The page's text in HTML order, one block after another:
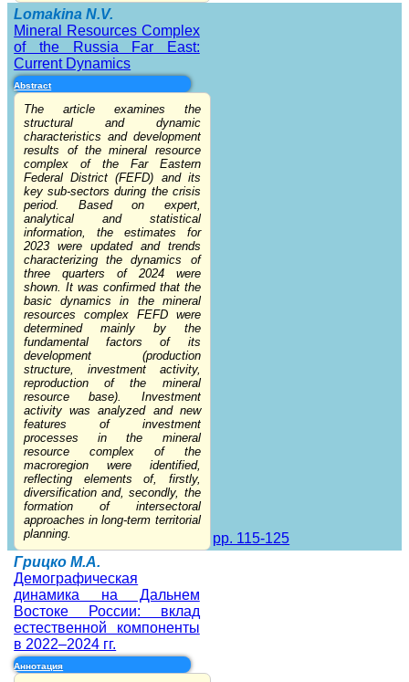
Lomakina N.V.
Mineral Resources Complex
of the Russia Far East:
Current Dynamics
Abstract
The article examines the
structural and dynamic
characteristics and development
results of the mineral resource
complex of the Far Eastern
Federal District (FEFD) and its
key sub-sectors during the crisis
period. Based on expert,
analytical and statistical
information, the estimates for
2023 were updated and trends
characterizing the dynamics of
three quarters of 2024 were
shown. It was confirmed that the
basic dynamics in the mineral
resources complex FEFD were
determined mainly by the
fundamental factors of its
development (production
structure, investment activity,
reproduction of the mineral
resource base). Investment
activity was analyzed and new
features of investment
processes in the mineral
resource complex of the
macroregion were identified,
reflecting elements of, firstly,
diversification and, secondly, the
formation of intersectoral
approaches in long-term territorial
planning.
pp. 115-125
Грицко М.А.
Демографическая
динамика на Дальнем
Востоке России: вклад
естественной компоненты
в 2022–2024 гг.
Аннотация